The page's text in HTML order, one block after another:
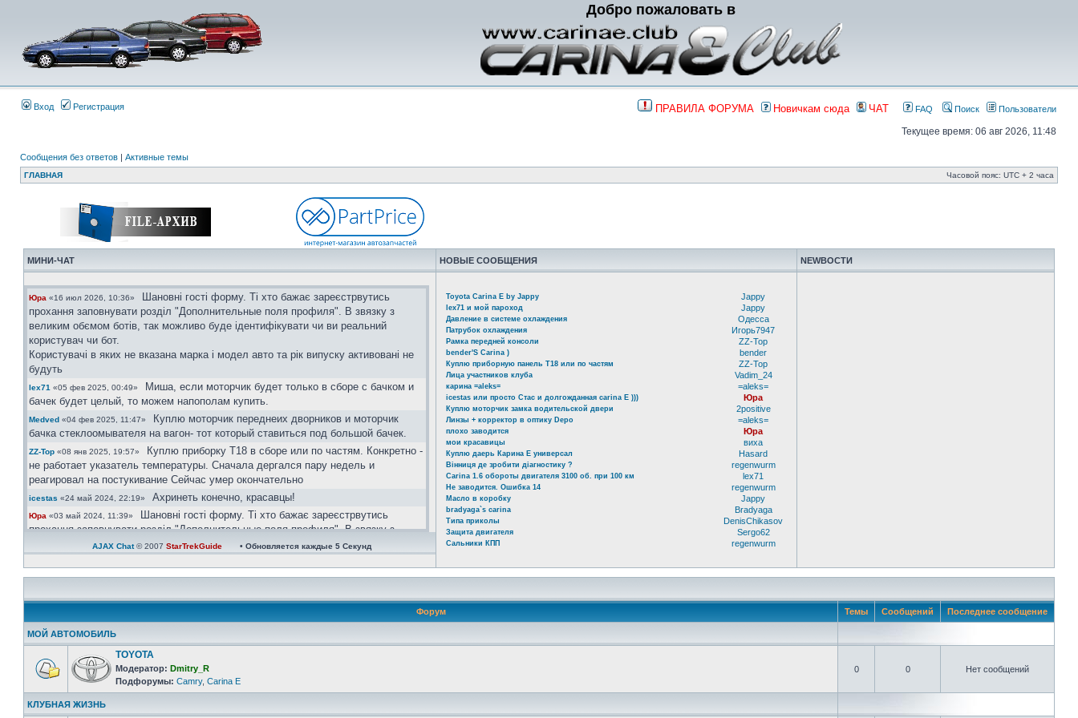
Добро пожаловать в
Вход Регистрация ПРАВИЛА ФОРУМА Новичкам сюда ЧАТ FAQ Поиск Пользователи
Текущее время: 06 авг 2026, 11:48
Сообщения без ответов | Активные темы
ГЛАВНАЯ Часовой пояс: UTC + 2 часа
МИНИ-ЧАТ НОВЫЕ СООБЩЕНИЯ NEWВОСТИ
Юра «16 июл 2026, 10:36»
Шановні гості форму. Ті хто бажає зареєстрвутись
прохання заповнувати розділ "Дополнительные поля профиля". В звязку з
великим обємом ботів, так можливо буде ідентифікувати чи ви реальний
користувач чи бот.
Користувачі в яких не вказана марка і модел авто та рік випуску активовані не
будуть
lex71 «05 фев 2025, 00:49»
Миша, если моторчик будет только в сборе с бачком и
бачек будет целый, то можем напополам купить.
Medved «04 фев 2025, 11:47»
Куплю моторчик переднеих дворников и моторчик
бачка стеклоомывателя на вагон- тот который ставиться под большой бачек.
ZZ-Top «08 янв 2025, 19:57»
Куплю приборку Т18 в сборе или по частям. Конкретно -
не работает указатель температуры. Сначала дергался пару недель и
реагировал на постукивание Сейчас умер окончательно
icestas «24 май 2024, 22:19» Ахринеть конечно, красавцы!
Юра «03 май 2024, 11:39»
Шановні гості форму. Ті хто бажає зареєстрвутись
прохання заповнувати розділ "Дополнительные поля профиля". В звязку з
великим обємом ботів, так можливо буде ідентифікувати чи ви реальний
користувач чи бот.
Юра«08 апр 2024, 21:08»https://invite.viber.com/?g2=AQAtPOOoAP ... zA&lang=ru
Юра«08 апр 2024, 21:06»велкам)))
Зараз всі у групі вайбер
Одесса «07 апр 2024, 21:31»Ау люди! Наверно кариноводов не осталось!!! 2 года
тишина
AJAX Chat© 2007 StarTrekGuide • Обновляется каждые 5Секунд
Toyota Carina E by Jappy Jappy
lex71 и мой пароход Jappy
Давление в системе охлаждения Одесса
Патрубок охлаждения Игорь7947
Рамка передней консоли ZZ-Top
bender'S Carina ) bender
Куплю приборную панель Т18 или по частям ZZ-Top
Лица участников клуба Vadim_24
карина =aleks= =aleks=
icestas или просто Стас и долгожданная carina E ))) Юра
Куплю моторчик замка водительской двери 2positive
Линзы + корректор в оптику Depo =aleks=
плохо заводится Юра
мои красавицы виха
Куплю даерь Карина Е универсал Hasard
Вінниця де зробити діагностику ? regenwurm
Carina 1.6 обороты двигателя 3100 об. при 100 км lex71
Не заводится. Ошибка 14 regenwurm
Масло в коробку Jappy
bradyaga`s carina Bradyaga
Типа приколы DenisChikasov
Защита двигателя Sergo62
Сальники КПП regenwurm
Форум Темы Сообщений Последнее сообщение
МОЙ АВТОМОБИЛЬ
TOYOTA
Модератор: Dmitry_R
Подфорумы: Camry, Carina E
0 0 Нет сообщений
КЛУБНАЯ ЖИЗНЬ